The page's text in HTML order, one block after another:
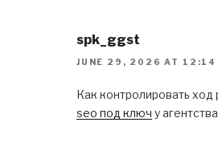
spk_ggst
JUNE 29, 2026 AT 12:14
Как контролировать ход
seo под ключ у